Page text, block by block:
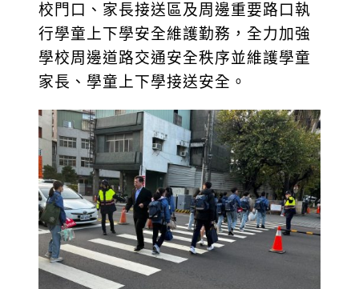
校門口、家長接送區及周邊重要路口執
行學童上下學安全維護勤務，全力加強
學校周邊道路交通安全秩序並維護學童
家長、學童上下學接送安全。